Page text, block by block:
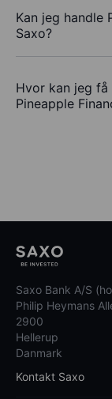
Kan jeg handle
Saxo?
Hvor kan jeg
Pineapple
Saxo Bank A/S
Philip Heymans
2900
Hellerup
Danmark
Kontakt Saxo